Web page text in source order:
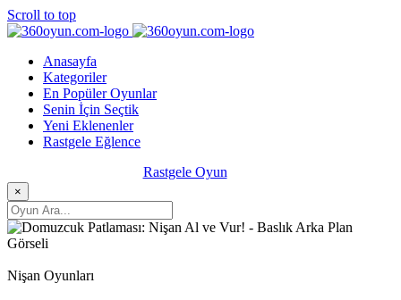
Scroll to top
Anasayfa
Kategoriler
En Popüler Oyunlar
Senin İçin Seçtik
Yeni Eklenenler
Rastgele Eğlence
Rastgele Oyun
×
Nişan Oyunları